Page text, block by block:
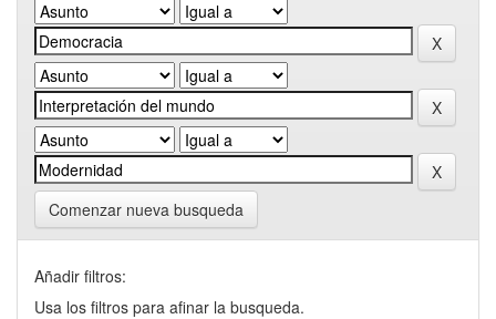
Comenzar nueva busqueda
Añadir filtros:
Usa los filtros para afinar la busqueda.